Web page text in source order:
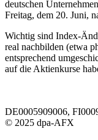
deutschen
Freitag, dem 20. Juni,
Wichtig sind Index-
real nachbilden (etwa
entsprechend
auf die Aktienkurse
DE0005909006,
© 2025 dpa-AFX